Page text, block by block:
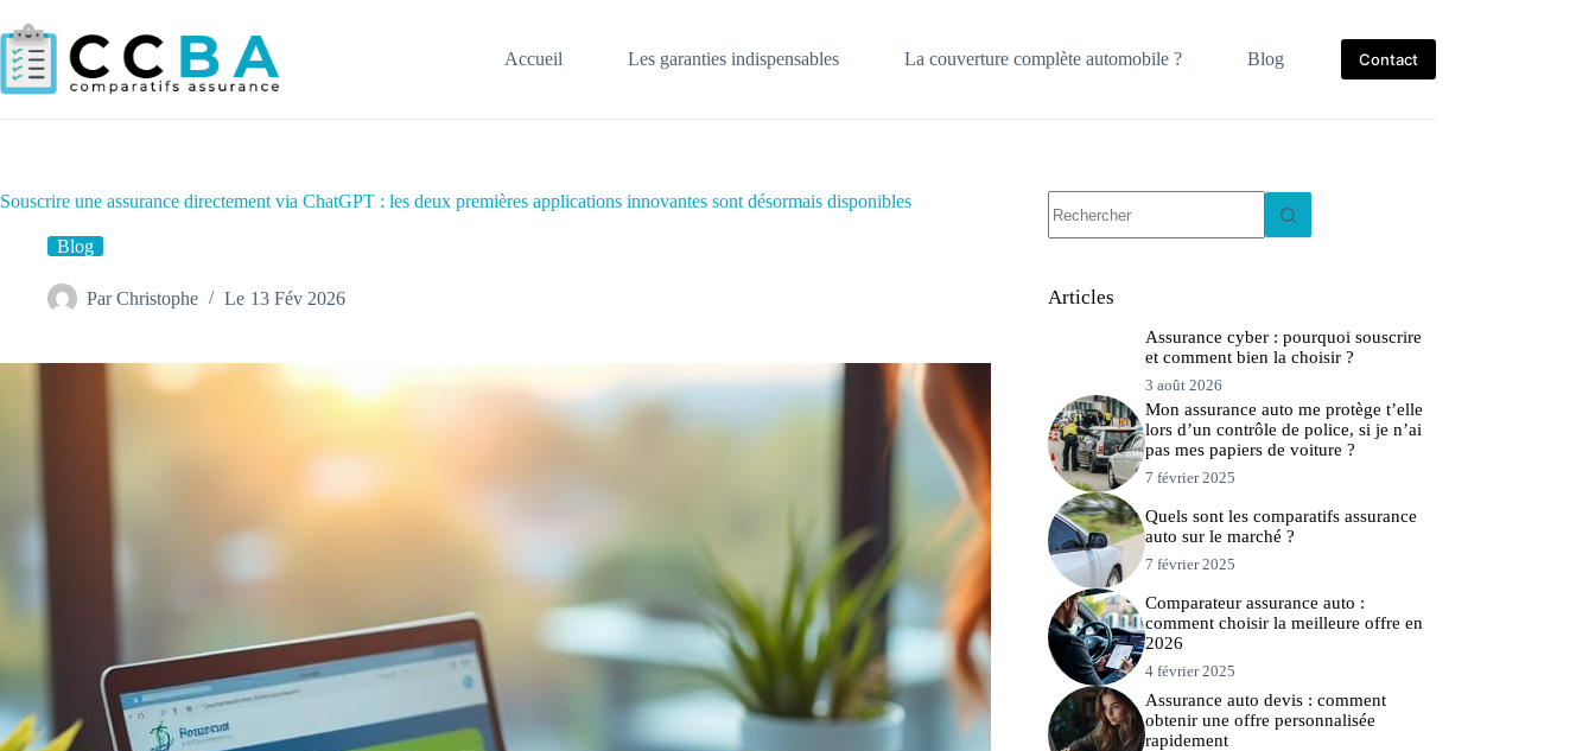
au
contenu
Accueil Les garanties indispensables La couverture complète automobile ? Blog Contact
Souscrire une assurance directement via ChatGPT : les deux premières applications innovantes sont désormais disponibles
Blog
Par Christophe Le 13 Fév 2026
résultat
Articles
Assurance cyber : pourquoi souscrire
et comment bien la choisir ?
3 août 2026
Mon assurance auto me protège t’elle
lors d’un contrôle de police, si je n’ai
pas mes papiers de voiture ?
7 février 2025
Quels sont les comparatifs assurance
auto sur le marché ?
7 février 2025
Comparateur assurance auto :
comment choisir la meilleure offre en
2026
4 février 2025
Assurance auto devis : comment
obtenir une offre personnalisée
rapidement